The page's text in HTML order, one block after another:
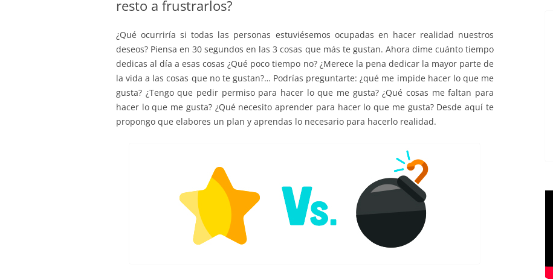
CÓMO CREAR 1.000.000 DE
NUEVOS
PAÍS
GESTIÓN DEL
resto a frustrarlos?
¿Qué ocurriría si todas las personas estuviésemos ocupadas en hacer realidad nuestros
deseos? Piensa en 30 segundos en las 3 cosas que más te gustan. Ahora dime cuánto tiempo
dedicas al día a esas cosas ¿Qué poco tiempo no? ¿Merece la pena dedicar la mayor parte de
la vida a las cosas que no te gustan?… Podrías preguntarte: ¿qué me impide hacer lo que me
gusta? ¿Tengo que pedir permiso para hacer lo que me gusta? ¿Qué cosas me faltan para
hacer lo que me gusta? ¿Qué necesito aprender para hacer lo que me gusta? Desde aquí te
propongo que elabores un plan y aprendas lo necesario para hacerlo realidad.